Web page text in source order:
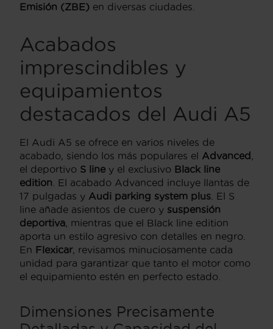
Emisión (ZBE) en diversas ciudades.
Acabados
imprescindibles y
equipamientos
destacados del Audi A5
El Audi A5 se ofrece en varios niveles de
acabado, siendo los más populares el Advanced
el deportivo S line y el exclusivo Black line
edition . El acabado Advanced incluye llantas de
17 pulgadas y Audi parking system plus . El S
line añade asientos de cuero y suspensión
deportiva , mientras que el Black line edition
aporta un estilo agresivo con detalles en negro.
En Flexicar, revisamos minuciosamente cada
unidad para garantizar que tanto el motor como
el equipamiento estén en perfecto estado.
Dimensiones Precisamente